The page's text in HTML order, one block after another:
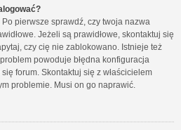
pierwsze sprawdź, czy twoja nazwa
Jeżeli są prawidłowe, skontaktuj się
czy cię nie zablokowano. Istnieje też
powoduje błędna konfiguracja
forum. Skontaktuj się z właścicielem
problemie. Musi on go naprawić.